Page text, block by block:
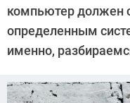
компьютер должен
определенным
именно,